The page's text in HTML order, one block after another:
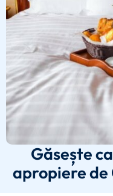
Găsește
apropiere de